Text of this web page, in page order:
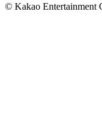
© Kakao Entertainment